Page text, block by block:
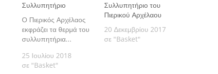
Συλλυπητήριο
Ο Πιερικός Αρχέλαος
εκφράζει τα θερμά του
συλλυπητήρια...
25 Ιουλίου 2018
σε "Basket"
Συλλυπητήριο του
Πιερικού Αρχέλαου
20 Δεκεμβρίου 2017
σε "Basket"